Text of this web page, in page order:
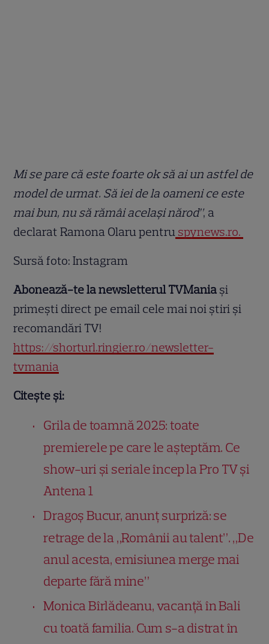
Mi se pare că este foarte ok să ai un astfel de
model de urmat. Să iei de la oameni ce este
mai bun, nu să rămâi același nărod”, a
declarat Ramona Olaru pentru spynews.ro.
Sursă foto: Instagram
Abonează-te la newsletterul TVMania și
primești direct pe email cele mai noi știri și
recomandări TV!
https://shorturl.ringier.ro/newsletter-
tvmania
Citește și:
Grila de toamnă 2025: toate
premierele pe care le așteptăm. Ce
show-uri și seriale încep la Pro TV și
Antena 1
Dragoș Bucur, anunț surpriză: se
retrage de la „Românii au talent”. „De
anul acesta, emisiunea merge mai
departe fără mine”
Monica Bîrlădeanu, vacanță în Bali
cu toată familia. Cum s-a distrat în